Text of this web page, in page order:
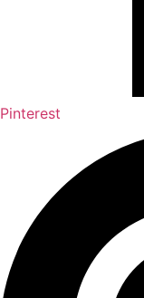
Pinterest